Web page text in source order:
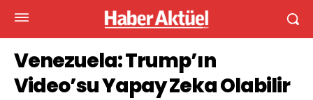
Venezuela: Trump’ın
Video’su Yapay Zeka Olabilir